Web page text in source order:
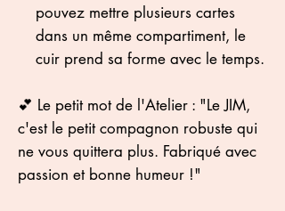
pouvez mettre plusieurs cartes
dans un même compartiment, le
cuir prend sa forme avec le temps.
💕 Le petit mot de l'Atelier : "Le JIM,
c'est le petit compagnon robuste qui
ne vous quittera plus. Fabriqué avec
passion et bonne humeur !"